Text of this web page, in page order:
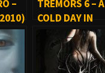
–
TREMORS 6 – A
COLD DAY IN
HELL (2018)